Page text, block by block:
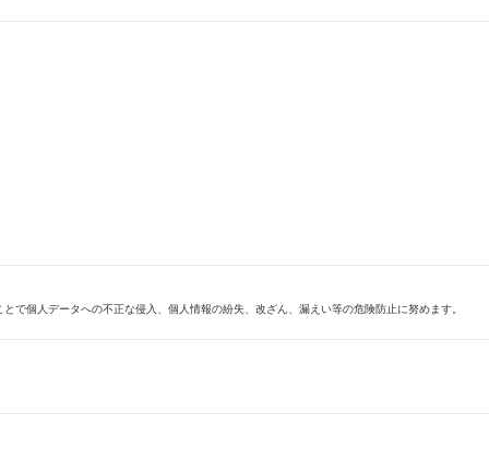
個人データへの不正な侵入、個人情報の紛失、改ざん、漏えい等の危険防止に努めます。